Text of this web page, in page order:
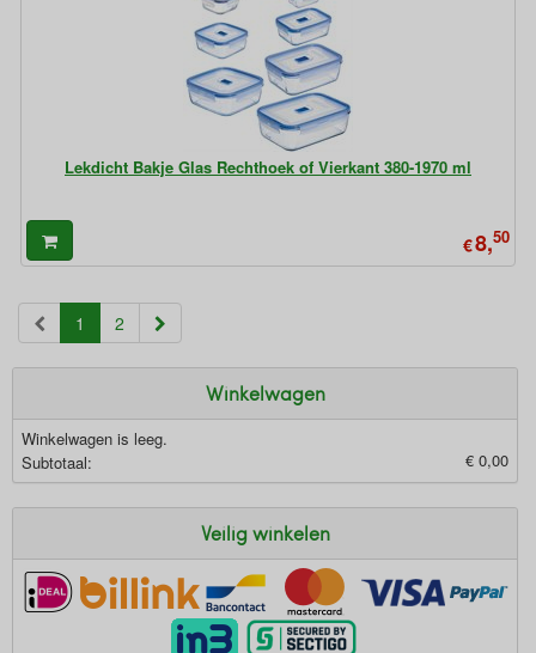
Lekdicht Bakje Glas Rechthoek of Vierkant 380-1970 ml
€8,50
1 (current)
2
Winkelwagen
Winkelwagen is leeg.
Subtotaal:
€ 0,00
Veilig winkelen